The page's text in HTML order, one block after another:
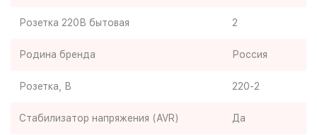
Розетка 220В бытовая 2
Родина бренда Россия
Розетка, В 220-2
Стабилизатор напряжения (AVR) Да